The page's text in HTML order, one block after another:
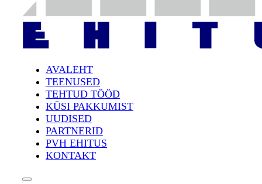
AVALEHT
TEENUSED
TEHTUD TÖÖD
KÜSI PAKKUMIST
UUDISED
PARTNERID
PVH EHITUS
KONTAKT